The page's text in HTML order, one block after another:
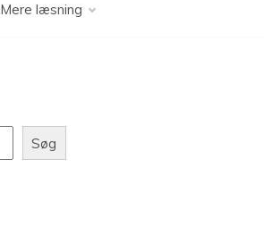
Mere læsning
Søg